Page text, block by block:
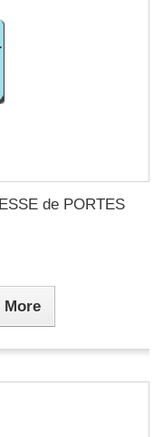
de PORTES
More